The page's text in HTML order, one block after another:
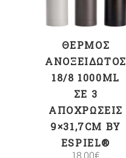
ΘΕΡΜΌΣ
ΑΝΟΞΕΊΔΩΤΟΣ
18/8 1000ML
ΣΕ 3
ΑΠΟΧΡΏΣΕΙΣ
9×31,7CM BY
ESPIEL®
18.00€